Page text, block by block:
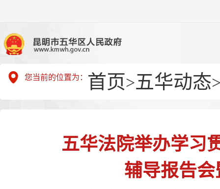
您当前的位置为： 首页>五华动态
五华法院举办学习
辅导报告